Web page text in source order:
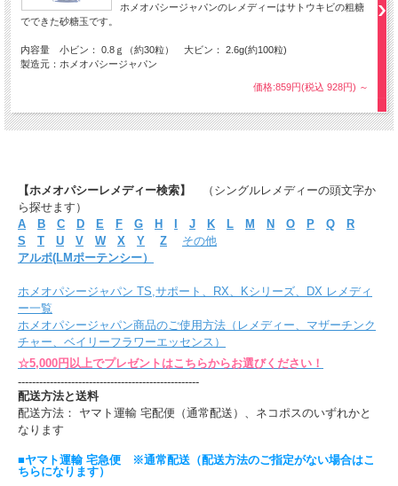
ホメオパシージャパンのレメディーはサトウキビの粗糖
でできた砂糖玉です。
内容量 小ビン： 0.8ｇ（約30粒） 大ビン： 2.6g(約100粒)
製造元：ホメオパシージャパン
価格:859円(税込 928円) ～
【ホメオパシーレメディー検索】
（シングルレメディーの頭文字か
ら探せます）
A
B C D E F G H J K L M N O P Q
R
S
T U V W X Y Z
その他
アルポ(LMポーテンシー）
ホメオパシージャパン TS,サポート、RX、Kシリーズ、DX レメディ
ー一覧
ホメオパシージャパン商品のご使用方法（レメディー、マザーチンク
チャー、ベイリーフラワーエッセンス）
☆5,000円以上でプレゼントはこちらからお選びください！
---------------------------------------------------
配送方法と送料
配送方法： ヤマト運輸 宅配便（通常配送）、ネコポスのいずれかと
なります
■ヤマト運輸 宅急便 ※通常配送（配送方法のご指定がない場合はこ
ちらになります）